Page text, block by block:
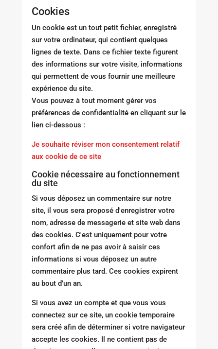
Cookies
Un cookie est un tout petit fichier, enregistré
sur votre ordinateur, qui contient quelques
lignes de texte. Dans ce fichier texte figurent
des informations sur votre visite, informations
qui permettent de vous fournir une meilleure
expérience du site.
Vous pouvez à tout moment gérer vos
préférences de confidentialité en cliquant sur le
lien ci-dessous :
Je souhaite réviser mon consentement relatif
aux cookie de ce site
Cookie nécessaire au fonctionnement
du site
Si vous déposez un commentaire sur notre
site, il vous sera proposé d'enregistrer votre
nom, adresse de messagerie et site web dans
des cookies. C'est uniquement pour votre
confort afin de ne pas avoir à saisir ces
informations si vous déposez un autre
commentaire plus tard. Ces cookies expirent
au bout d'un an.
Si vous avez un compte et que vous vous
connectez sur ce site, un cookie temporaire
sera créé afin de déterminer si votre navigateur
accepte les cookies. Il ne contient pas de